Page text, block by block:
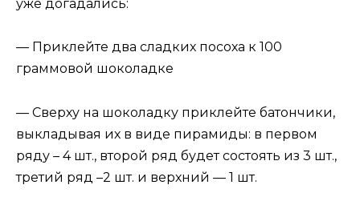
уже догадались:
— Приклейте два сладких посоха к 100
граммовой шоколадке
— Сверху на шоколадку приклейте батончики,
выкладывая их в виде пирамиды: в первом
ряду – 4 шт., второй ряд будет состоять из 3 шт.,
третий ряд –2 шт. и верхний — 1 шт.